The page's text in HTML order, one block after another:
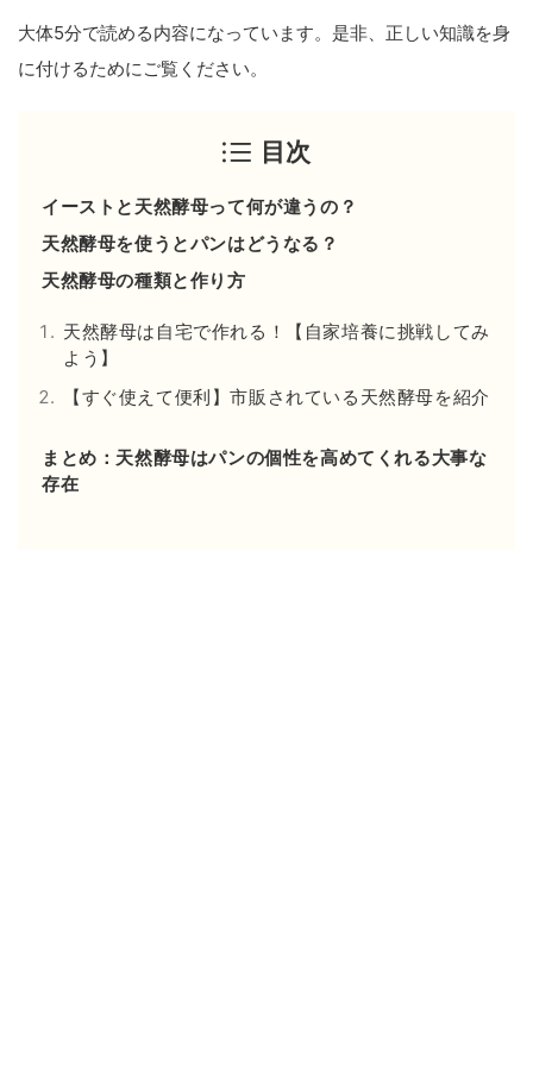
大体5分で読める内容になっています。是非、正しい知識を身
に付けるためにご覧ください。
目次
イーストと天然酵母って何が違うの？
天然酵母を使うとパンはどうなる？
天然酵母の種類と作り方
天然酵母は自宅で作れる！【自家培養に挑戦してみ
よう】
【すぐ使えて便利】市販されている天然酵母を紹介
まとめ：天然酵母はパンの個性を高めてくれる大事な
存在